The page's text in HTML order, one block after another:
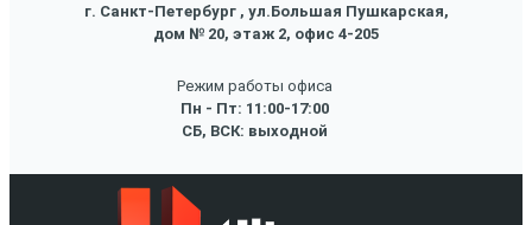
г. Санкт-Петербург , ул.Большая Пушкарская,
дом № 20, этаж 2, офис 4-205
Режим работы офиса
Пн - Пт: 11:00-17:00
СБ, ВСК: выходной